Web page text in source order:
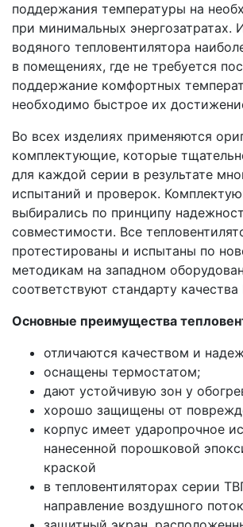
поддержания температуры на
при минимальных энергозатратах.
водяного тепловентилятора
в помещениях, где не требуется
поддержание комфортных
необходимо быстрое их
Во всех изделиях применяются
комплектующие, которые
для каждой серии в результате
испытаний и проверок.
выбирались по принципу
совместимости. Все
протестированы и испытаны по
методикам на западном
соответствуют стандарту качества
Основные преимущества
отличаются качеством и
оснащены термостатом;
дают устойчивую зон у
хорошо защищены от
корпус имеет ударопрочное
нанесенной порошковой
краской
в тепловентиляторах серии
направление воздушного